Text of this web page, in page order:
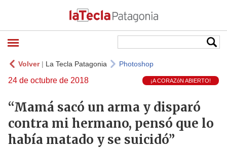
Volver| La Tecla Patagonia Photoshop
24 de octubre de 2018 ¡A CORAZóN ABIERTO!
“Mamá sacó un arma y disparó
contra mi hermano, pensó que lo
había matado y se suicidó”